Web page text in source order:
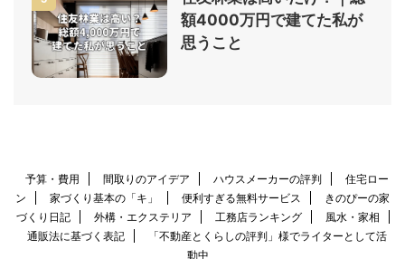
額4000万円で建てた私が
思うこと
予算・費用 間取りのアイデア ハウスメーカーの評判
住宅ロー
ン
家づくり基本の「キ」 便利すぎる無料サービス
きのぴーの家
づくり日記
外構・エクステリア 工務店ランキング
風水・家相
通販法に基づく表記
「不動産とくらしの評判」様でライターとして活
動中